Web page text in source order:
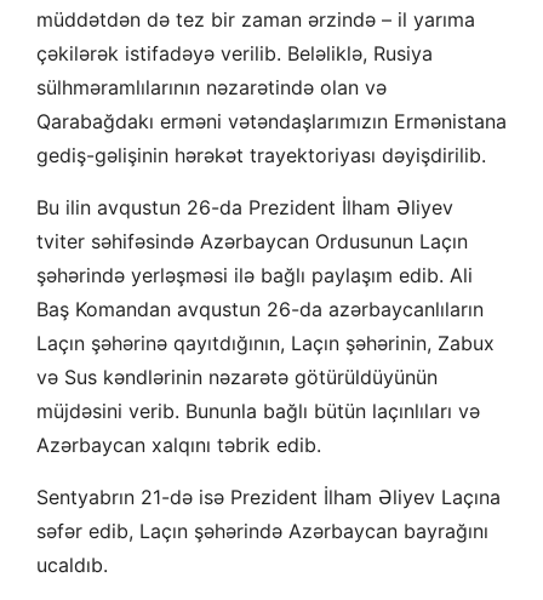
müddətdən də tez bir zaman ərzində – il yarıma
çəkilərək istifadəyə verilib. Beləliklə, Rusiya
sülhməramlılarının nəzarətində olan və
Qarabağdakı erməni vətəndaşlarımızın Ermənistana
gediş-gəlişinin hərəkət trayektoriyası dəyişdirilib.
Bu ilin avqustun 26-da Prezident İlham Əliyev
tviter səhifəsində Azərbaycan Ordusunun Laçın
şəhərində yerləşməsi ilə bağlı paylaşım edib. Ali
Baş Komandan avqustun 26-da azərbaycanlıların
Laçın şəhərinə qayıtdığının, Laçın şəhərinin, Zabux
və Sus kəndlərinin nəzarətə götürüldüyünün
müjdəsini verib. Bununla bağlı bütün laçınlıları və
Azərbaycan xalqını təbrik edib.
Sentyabrın 21-də isə Prezident İlham Əliyev Laçına
səfər edib, Laçın şəhərində Azərbaycan bayrağını
ucaldıb.